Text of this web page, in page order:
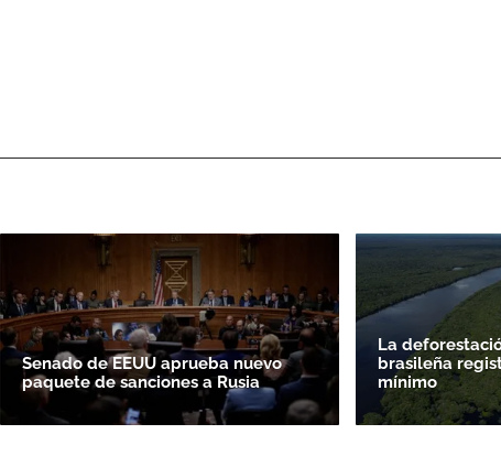
Senado de EEUU aprueba nuevo
paquete de sanciones a Rusia
La
brasileña
mínimo